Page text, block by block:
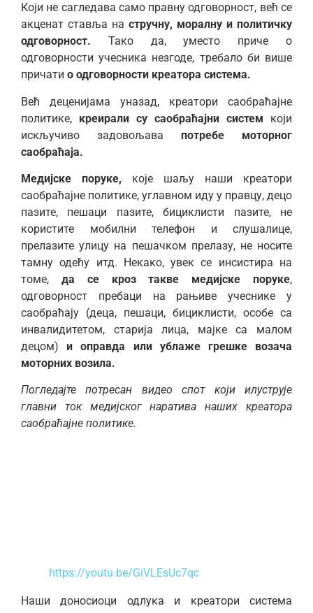
Који не сагледава само правну одговорност, већ се
акценат ставља на стручну, моралну и политичку
одговорност. Тако да, уместо приче о
одговорности учесника незгоде, требало би више
причати о одговорности креатора система.
Већ деценијама уназад, креатори саобраћајне
политике, креирали су саобраћајни систем који
искључиво задовољава потребе моторног
саобраћаја.
Медијске поруке, које шаљу наши креатори
саобраћајне политике, углавном иду у правцу, децо
пазите, пешаци пазите, бициклисти пазите, не
користите мобилни телефон и слушалице,
прелазите улицу на пешачком прелазу, не носите
тамну одећу итд. Некако, увек се инсистира на
томе, да се кроз такве медијске поруке,
одговорност пребаци на рањиве учеснике у
саобраћају (деца, пешаци, бициклисти, особе са
инвалидитетом, старија лица, мајке са малом
децом)и оправда или ублаже грешке возача
моторних возила.
Погледајте потресан видео спот који илуструје
главни ток медијског наратива наших креатора
саобраћајне политике.
https://youtu.be/GiVLEsUc7qc
Наши доносиоци одлука и креатори система